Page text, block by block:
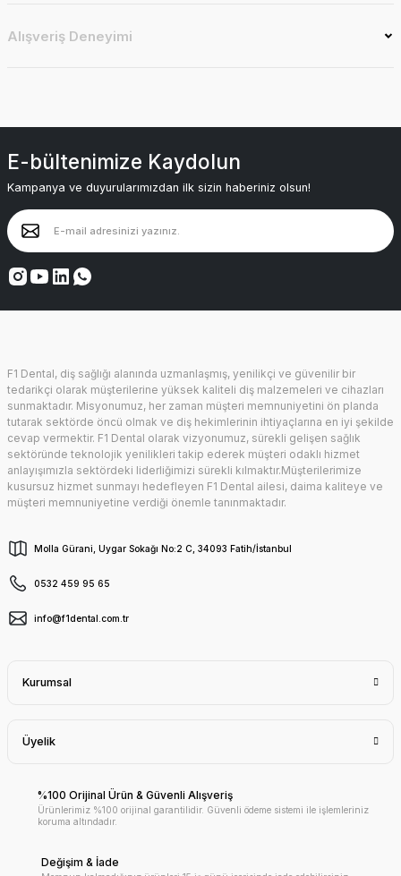
Alışveriş Deneyimi
E-bültenimize Kaydolun
Kampanya ve duyurularımızdan ilk sizin haberiniz olsun!
F1 Dental, diş sağlığı alanında uzmanlaşmış, yenilikçi ve güvenilir bir
tedarikçi olarak müşterilerine yüksek kaliteli diş malzemeleri ve cihazları
sunmaktadır. Misyonumuz, her zaman müşteri memnuniyetini ön planda
tutarak sektörde öncü olmak ve diş hekimlerinin ihtiyaçlarına en iyi şekilde
cevap vermektir. F1 Dental olarak vizyonumuz, sürekli gelişen sağlık
sektöründe teknolojik yenilikleri takip ederek müşteri odaklı hizmet
anlayışımızla sektördeki liderliğimizi sürekli kılmaktır.Müşterilerimize
kusursuz hizmet sunmayı hedefleyen F1 Dental ailesi, daima kaliteye ve
müşteri memnuniyetine verdiği önemle tanınmaktadır.
Molla Gürani, Uygar Sokağı No:2 C, 34093 Fatih/İstanbul
0532 459 95 65
info@f1dental.com.tr
Kurumsal
Üyelik
%100 Orijinal Ürün & Güvenli Alışveriş
Ürünlerimiz %100 orijinal garantilidir. Güvenli ödeme sistemi ile işlemleriniz
koruma altındadır.
Değişim & İade